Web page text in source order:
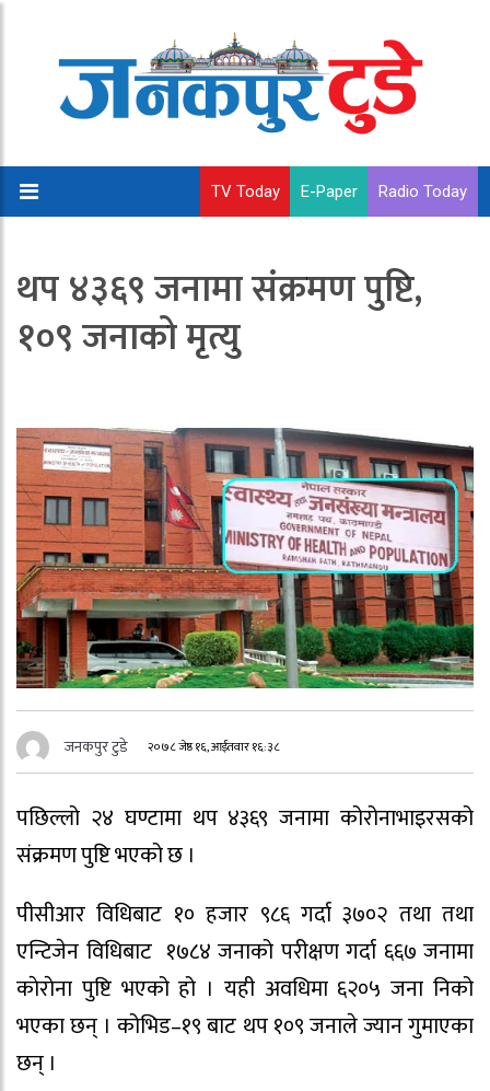
TV Today E-Paper Radio Today
थप ४३६९ जनामा संक्रमण पुष्टि,
१०९ जनाको मृत्यु
जनकपुर टुडे २०७८ जेष्ठ १६, आईतवार १६:३८
पछिल्लो २४ घण्टामा थप ४३६९ जनामा कोरोनाभाइरसको
संक्रमण पुष्टि भएको छ ।
पीसीआर विधिबाट १० हजार ९८६ गर्दा ३७०२ तथा तथा
एन्टिजेन विधिबाट १७८४ जनाको परीक्षण गर्दा ६६७ जनामा
काेराेना पुष्टि भएको हो । यही अवधिमा ६२०५ जना निको
भएका छन् । कोभिड–१९ बाट थप १०९ जनाले ज्यान गुमाएका
छन् ।